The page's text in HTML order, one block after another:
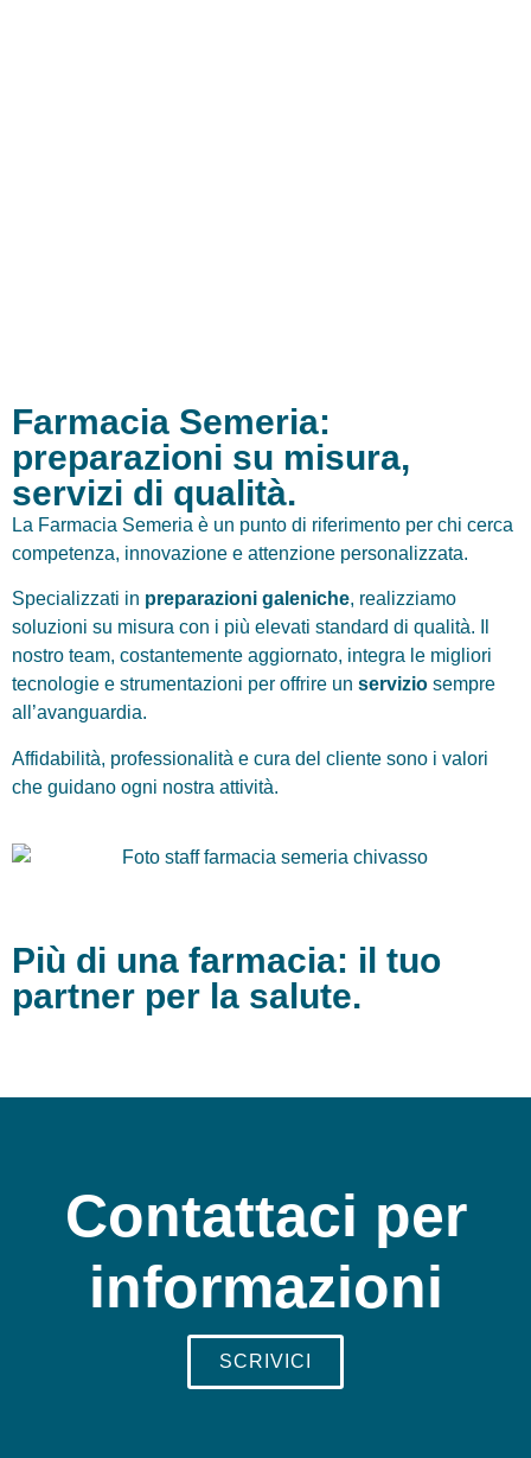
Farmacia Semeria:
preparazioni su misura,
servizi di qualità.
La Farmacia Semeria è un punto di riferimento per chi cerca
competenza, innovazione e attenzione personalizzata.
Specializzati in preparazioni galeniche, realizziamo
soluzioni su misura con i più elevati standard di qualità. Il
nostro team, costantemente aggiornato, integra le migliori
tecnologie e strumentazioni per offrire un servizio sempre
all’avanguardia.
Affidabilità, professionalità e cura del cliente sono i valori
che guidano ogni nostra attività.
Più di una farmacia: il tuo
partner per la salute.
Contattaci per
informazioni
SCRIVICI